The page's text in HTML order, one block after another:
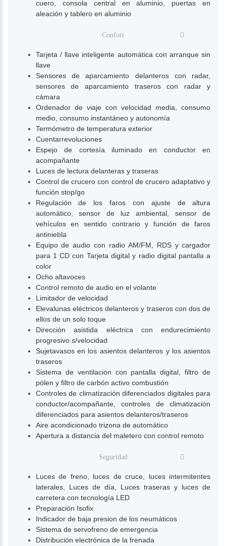
cuero, consola central en aluminio, puertas en
aleación y tablero en aluminio
Confort
Tarjeta / llave inteligente automática con arranque sin
llave
Sensores de aparcamiento delanteros con radar,
sensores de aparcamiento traseros con radar y
cámara
Ordenador de viaje con velocidad media, consumo
medio, consumo instantáneo y autonomía
Termómetro de temperatura exterior
Cuentarrevoluciones
Espejo de cortesía iluminado en conductor en
acompañante
Luces de lectura delanteras y traseras
Control de crucero con control de crucero adaptativo y
función stop/go
Regulación de los faros con ajuste de altura
automático, sensor de luz ambiental, sensor de
vehículos en sentido contrario y función de faros
antiniebla
Equipo de audio con radio AM/FM, RDS y cargador
para 1 CD con Tarjeta digital y radio digital pantalla a
color
Ocho altavoces
Control remoto de audio en el volante
Limitador de velocidad
Elevalunas eléctricos delanteros y traseros con dos de
ellos de un solo toque
Dirección asistida eléctrica con endurecimiento
progresivo s/velocidad
Sujetavasos en los asientos delanteros y los asientos
traseros
Sistema de ventilación con pantalla digital, filtro de
pólen y filtro de carbón activo combustión
Controles de climatización diferenciados digitales para
conductor/acompañante, controles de climatización
diferenciados para asientos delanteros/traseros
Aire acondicionado trizona de automático
Apertura a distancia del maletero con control remoto
Seguridad
Luces de freno, luces de cruce, luces intermitentes
laterales, Luces de día, Luces traseras y luces de
carretera con tecnología LED
Preparación Isofix
Indicador de baja presion de los neumáticos
Sistema de servofreno de emergencia
Distribución electrónica de la frenada